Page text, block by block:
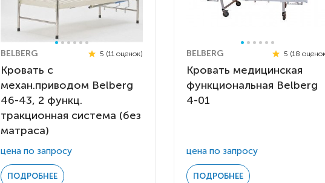
Велосипеды
Для ванны
Товары для
Реабилитационные костюмы
Иппотренажёры
CPAP | BPAP аппараты
Вертикальные
BELBERG 5 (11 оценок)
Кровать c
механ.приводом Belberg
46-43, 2 функц.
тракционная система (без
матраса)
цена по запросу
ПОДРОБНЕЕ
BELBERG 5 (18
Кровать медицинская
функциональная Belberg
4-01
цена по запросу
ПОДРОБНЕЕ